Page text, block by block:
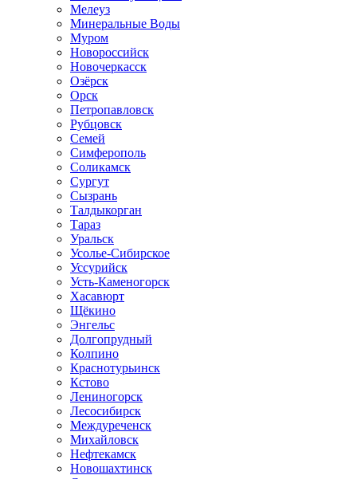
Мелеуз
Минеральные Воды
Муром
Новороссийск
Новочеркасск
Озёрск
Орск
Петропавловск
Рубцовск
Семей
Симферополь
Соликамск
Сургут
Сызрань
Талдыкорган
Тараз
Уральск
Усолье-Сибирское
Уссурийск
Усть-Каменогорск
Хасавюрт
Щёкино
Энгельс
Долгопрудный
Колпино
Краснотурьинск
Кстово
Лениногорск
Лесосибирск
Междуреченск
Михайловск
Нефтекамск
Новошахтинск